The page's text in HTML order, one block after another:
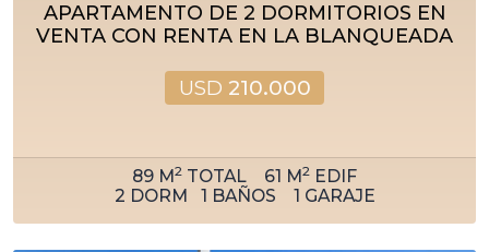
APARTAMENTO DE 2 DORMITORIOS EN
VENTA CON RENTA EN LA BLANQUEADA
USD 210.000
89 M2 TOTAL 61 M2 EDIF
2 DORM 1 BAÑOS 1 GARAJE